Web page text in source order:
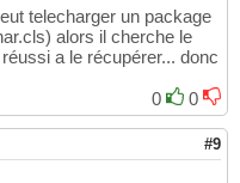
telecharger un package
alors il cherche le
a le récupérer... donc
0
0
#9